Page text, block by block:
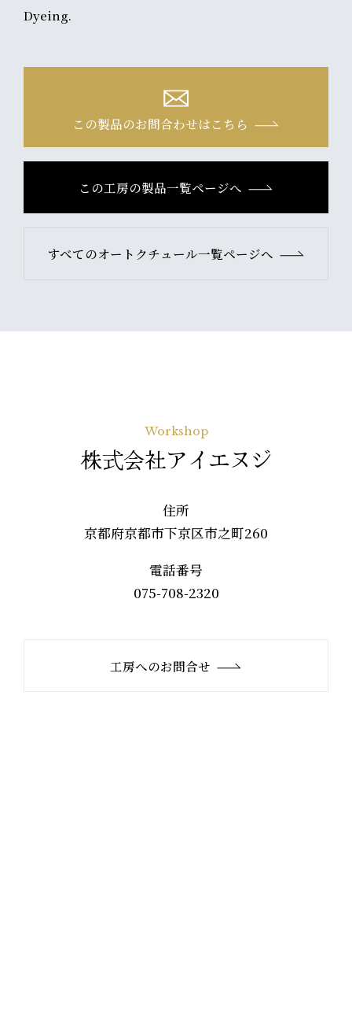
Dyeing.
この製品のお問合わせはこちら
この工房の製品一覧ページへ
すべてのオートクチュール一覧ページへ
Workshop
株式会社アイエヌジ
住所
京都府京都市下京区市之町260
電話番号
075-708-2320
工房へのお問合せ